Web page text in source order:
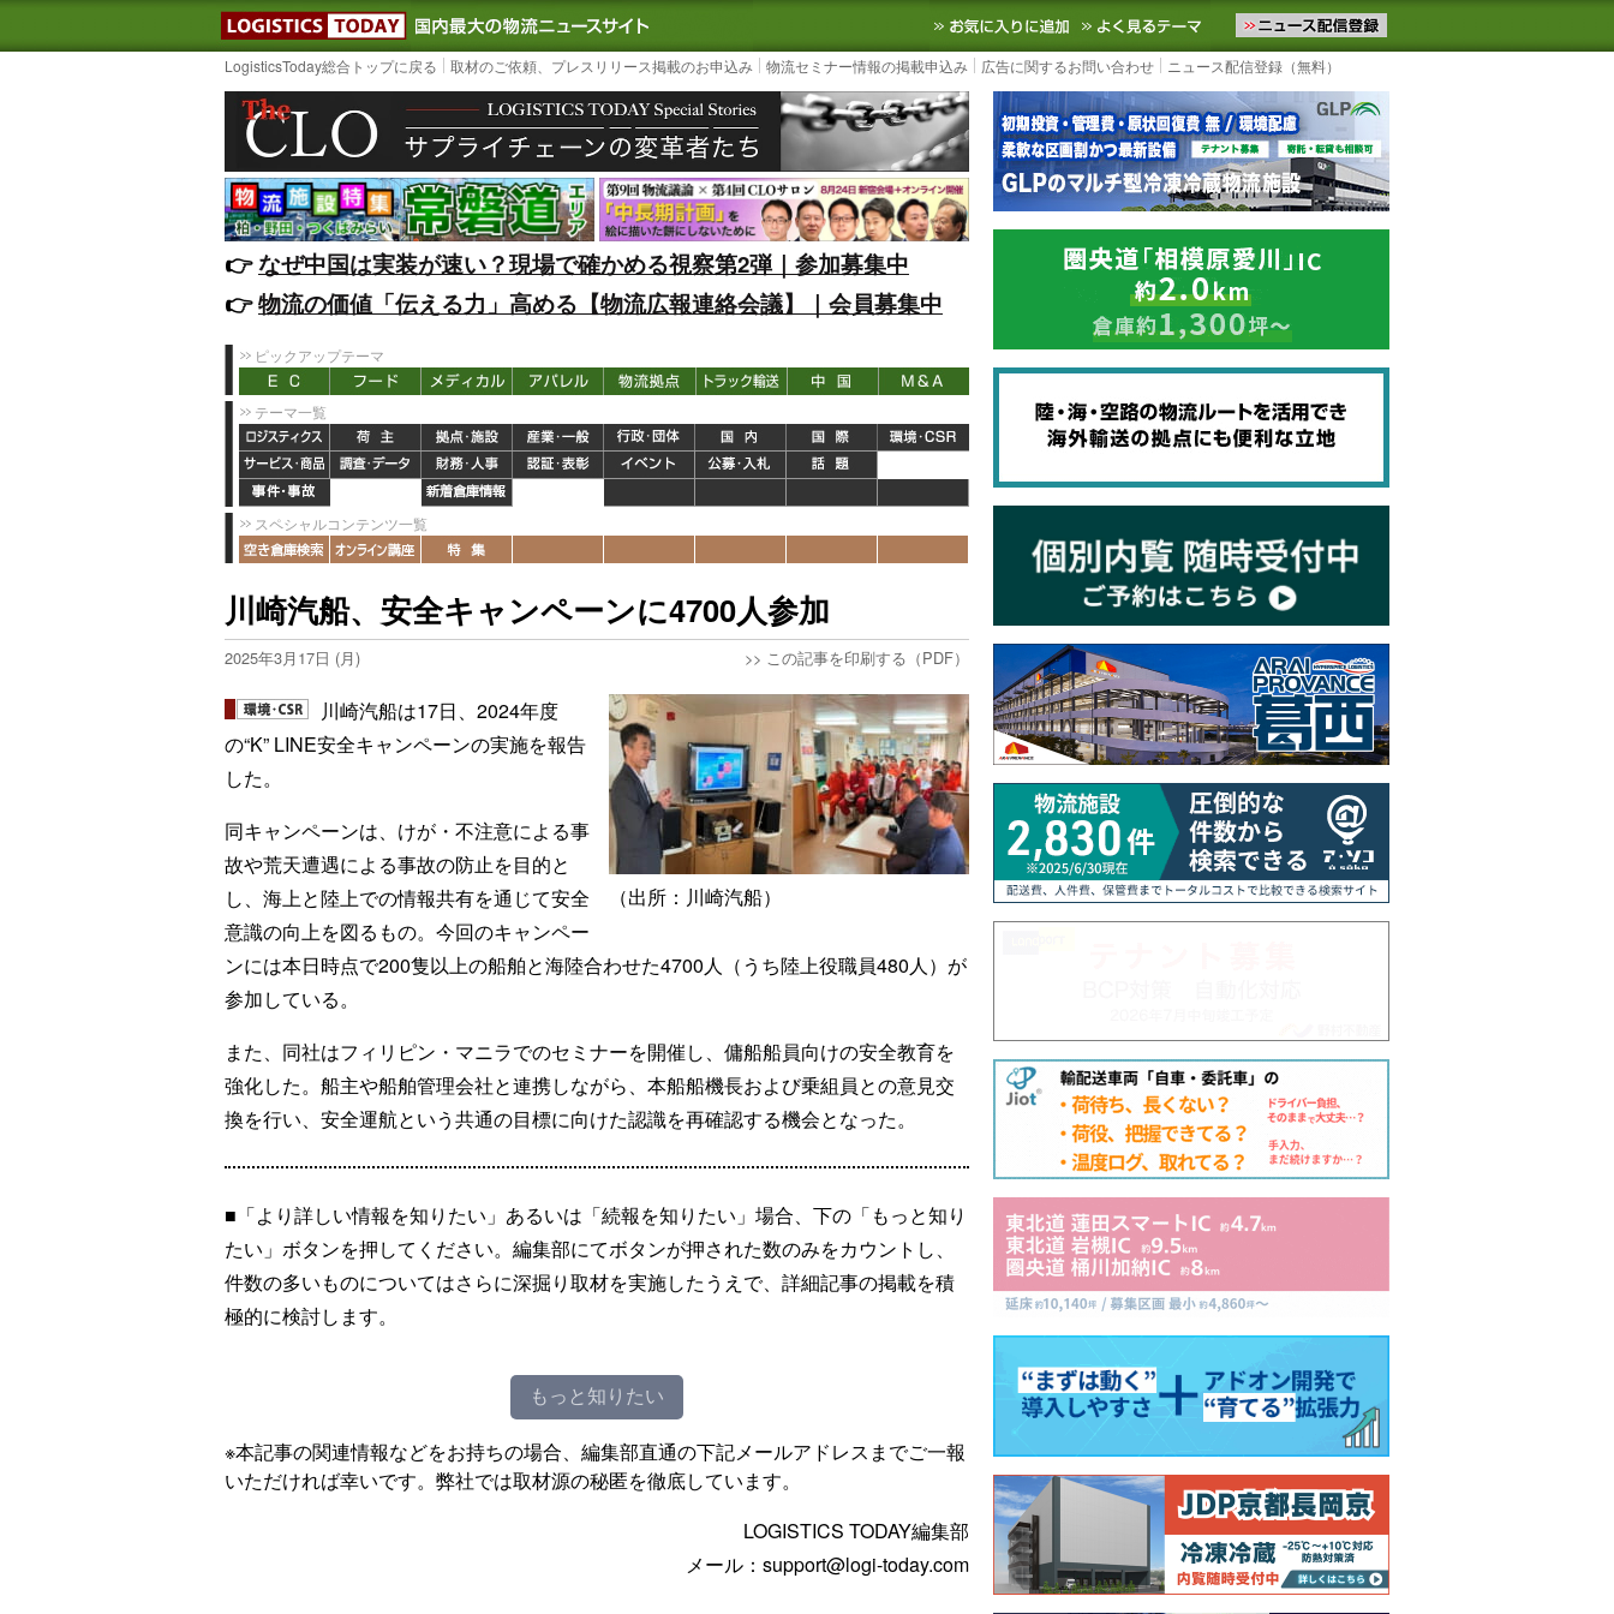
LOGISTICS TODAY｜国内最大の物流ニュースサイト3PL, SCMなど国内外の最新の物流ニュースをお届けします。物流ニュースメール配信を登録す
お気に入りに追加 よく見るテーマ
LogisticsToday総合トップに戻る 取材のご依頼、プレスリリース掲載のお申込み 物流セミナー情報の掲載申込み 広告に関するお問い合わせ ニュース配信登録（無料）
👉️なぜ中国は実装が速い？現場で確かめる視察第2弾｜参加募集中
👉️物流の価値「伝える力」高める【物流広報連絡会議】｜会員募集中
ピックアップテーマ
テーマ一覧
スペシャルコンテンツ一覧
川崎汽船、安全キャンペーンに4700人参加
2025年3月17日 (月) >> この記事を印刷する（PDF）
（出所：川崎汽船）
川崎汽船は17日、2024年度
の“K” LINE安全キャンペーンの実施を報告
した。
同キャンペーンは、けが・不注意による事
故や荒天遭遇による事故の防止を目的と
し、海上と陸上での情報共有を通じて安全
意識の向上を図るもの。今回のキャンペー
ンには本日時点で200隻以上の船舶と海陸合わせた4700人（うち陸上役職員480人）が
参加している。
また、同社はフィリピン・マニラでのセミナーを開催し、傭船船員向けの安全教育を
強化した。船主や船舶管理会社と連携しながら、本船船機長および乗組員との意見交
換を行い、安全運航という共通の目標に向けた認識を再確認する機会となった。
■「より詳しい情報を知りたい」あるいは「続報を知りたい」場合、下の「もっと知り
たい」ボタンを押してください。編集部にてボタンが押された数のみをカウントし、
件数の多いものについてはさらに深掘り取材を実施したうえで、詳細記事の掲載を積
極的に検討します。
もっと知りたい
※本記事の関連情報などをお持ちの場合、編集部直通の下記メールアドレスまでご一報
いただければ幸いです。弊社では取材源の秘匿を徹底しています。
LOGISTICS TODAY編集部
メール：support@logi-today.com